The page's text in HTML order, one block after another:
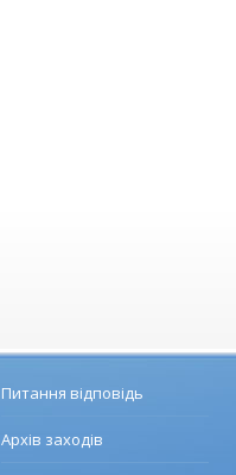
Питання відповідь
Архів заходів